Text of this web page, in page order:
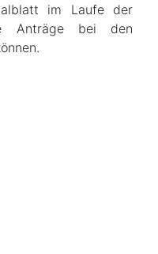
im Laufe der
Anträge bei den